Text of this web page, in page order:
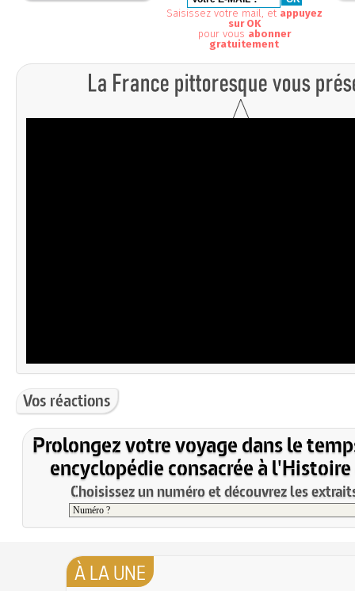
Saisissez votre mail, et appuyez
sur OK
pour vous abonner
gratuitement
Vos réactions
Prolongez votre voyage dans le
encyclopédie consacrée à l'Histoire
Choisissez un numéro et découvrez les
À LA UNE